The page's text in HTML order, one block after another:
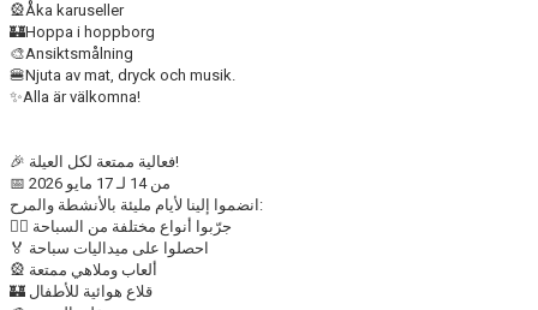
KSLS FOR UKRAINE
WALL OF MEMORIES
🎡Åka karuseller
🏰Hoppa i hoppborg
🎨Ansiktsmålning
🍔Njuta av mat, dryck och musik.
✨Alla är välkomna!
🎉 فعالية ممتعة لكل العيلة!
📅 من 14 لـ 17 مايو 2026
انضموا إلينا لأيام مليئة بالأنشطة والمرح:
🏊‍♂️ جرّبوا أنواع مختلفة من السباحة
🏅 احصلوا على ميداليات سباحة
🎡 ألعاب وملاهي ممتعة
🏰 قلاع هوائية للأطفال